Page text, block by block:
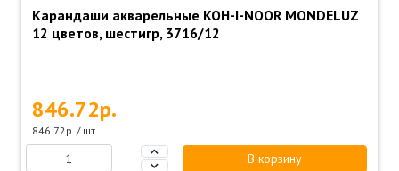
Карандаши акварельные KOH-I-NOOR MONDELUZ
12 цветов, шестигр, 3716/12
846.72р.
846.72р. / шт.
В корзину